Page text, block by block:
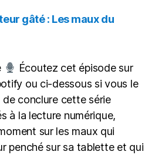
gâté : Les maux du
Écoutez cet épisode sur
ou ci-dessous si vous le
de conclure cette série
à la lecture numérique,
sur les maux qui
penché sur sa tablette et qui